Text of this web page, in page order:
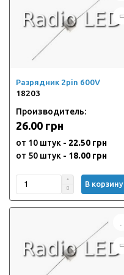
Разрядник 2pin 600V
18203
Производитель:
26.00 грн
от 10 штук - 22.50 грн
от 50 штук - 18.00 грн
В корзину